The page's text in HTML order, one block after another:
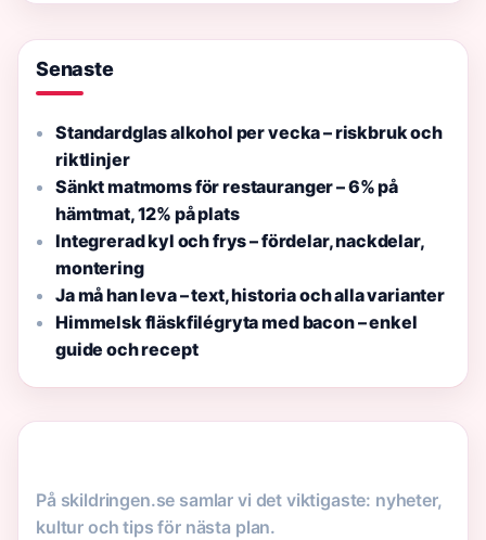
Senaste
Standardglas alkohol per vecka – riskbruk och
riktlinjer
Sänkt matmoms för restauranger – 6% på
hämtmat, 12% på plats
Integrerad kyl och frys – fördelar, nackdelar,
montering
Ja må han leva – text, historia och alla varianter
Himmelsk fläskfilégryta med bacon – enkel
guide och recept
På skildringen.se samlar vi det viktigaste: nyheter,
kultur och tips för nästa plan.